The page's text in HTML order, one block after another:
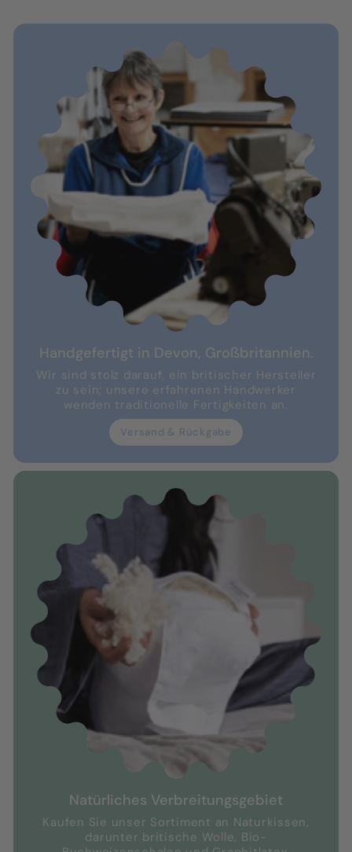
Handgefertigt in Devon, Großbritannien.
Wir sind stolz darauf, ein britischer Hersteller
zu sein; unsere erfahrenen Handwerker
wenden traditionelle Fertigkeiten an.
Versand & Rückgabe
Natürliches Verbreitungsgebiet
Kaufen Sie unser Sortiment an Naturkissen,
darunter britische Wolle, Bio-